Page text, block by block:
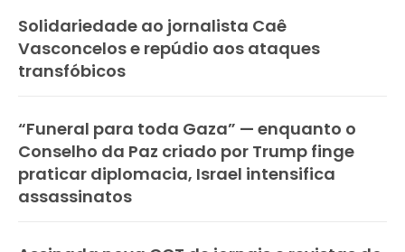
Solidariedade ao jornalista Caê
Vasconcelos e repúdio aos ataques
transfóbicos
“Funeral para toda Gaza” — enquanto o
Conselho da Paz criado por Trump finge
praticar diplomacia, Israel intensifica
assassinatos